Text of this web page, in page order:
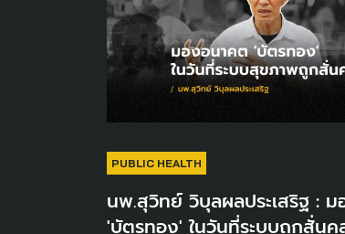
PUBLIC HEALTH
นพ.สุวิทย์ วิบุลผลประเสริฐ :
'บัตรทอง' ในวันที่ระบบถูกสั่นค